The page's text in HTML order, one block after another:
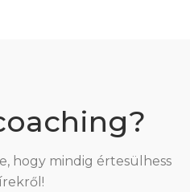
hogy mindig értesülhess